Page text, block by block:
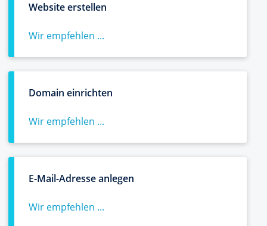
Website erstellen
Wir empfehlen ...
Domain einrichten
Wir empfehlen ...
E-Mail-Adresse anlegen
Wir empfehlen ...